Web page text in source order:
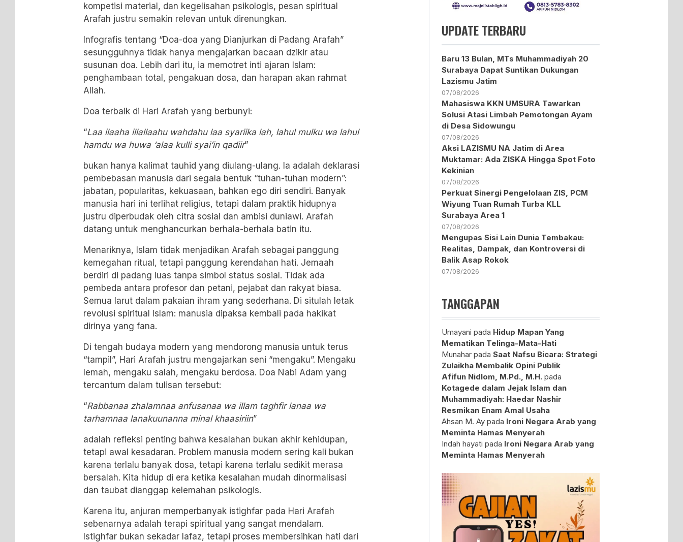
kompetisi material, dan kegelisahan psikologis, pesan spiritual
Arafah justru semakin relevan untuk direnungkan.
Infografis tentang “Doa-doa yang Dianjurkan di Padang Arafah”
sesungguhnya tidak hanya mengajarkan bacaan dzikir atau
susunan doa. Lebih dari itu, ia memotret inti ajaran Islam:
penghambaan total, pengakuan dosa, dan harapan akan rahmat
Allah.
Doa terbaik di Hari Arafah yang berbunyi:
“Laa ilaaha illallaahu wahdahu laa syariika lah, lahul mulku wa lahul
hamdu wa huwa ‘alaa kulli syai’in qadiir”
bukan hanya kalimat tauhid yang diulang-ulang. Ia adalah deklarasi
pembebasan manusia dari segala bentuk “tuhan-tuhan modern”:
jabatan, popularitas, kekuasaan, bahkan ego diri sendiri. Banyak
manusia hari ini terlihat religius, tetapi dalam praktik hidupnya
justru diperbudak oleh citra sosial dan ambisi duniawi. Arafah
datang untuk menghancurkan berhala-berhala batin itu.
Menariknya, Islam tidak menjadikan Arafah sebagai panggung
kemegahan ritual, tetapi panggung kerendahan hati. Jemaah
berdiri di padang luas tanpa simbol status sosial. Tidak ada
pembeda antara profesor dan petani, pejabat dan rakyat biasa.
Semua larut dalam pakaian ihram yang sederhana. Di situlah letak
revolusi spiritual Islam: manusia dipaksa kembali pada hakikat
dirinya yang fana.
Di tengah budaya modern yang mendorong manusia untuk terus
“tampil”, Hari Arafah justru mengajarkan seni “mengaku”. Mengaku
lemah, mengaku salah, mengaku berdosa. Doa Nabi Adam yang
tercantum dalam tulisan tersebut:
“Rabbanaa zhalamnaa anfusanaa wa illam taghfir lanaa wa
tarhamnaa lanakuunanna minal khaasiriin”
adalah refleksi penting bahwa kesalahan bukan akhir kehidupan,
tetapi awal kesadaran. Problem manusia modern sering kali bukan
karena terlalu banyak dosa, tetapi karena terlalu sedikit merasa
bersalah. Kita hidup di era ketika kesalahan mudah dinormalisasi
dan taubat dianggap kelemahan psikologis.
Karena itu, anjuran memperbanyak istighfar pada Hari Arafah
sebenarnya adalah terapi spiritual yang sangat mendalam.
Istighfar bukan sekadar lafaz, tetapi proses membersihkan hati dari
UPDATE TERBARU
Baru 13 Bulan, MTs Muhammadiyah 20
Surabaya Dapat Suntikan Dukungan
Lazismu Jatim
07/08/2026
Mahasiswa KKN UMSURA Tawarkan
Solusi Atasi Limbah Pemotongan Ayam
di Desa Sidowungu
07/08/2026
Aksi LAZISMU NA Jatim di Area
Muktamar: Ada ZISKA Hingga Spot Foto
Kekinian
07/08/2026
Perkuat Sinergi Pengelolaan ZIS, PCM
Wiyung Tuan Rumah Turba KLL
Surabaya Area 1
07/08/2026
Mengupas Sisi Lain Dunia Tembakau:
Realitas, Dampak, dan Kontroversi di
Balik Asap Rokok
07/08/2026
TANGGAPAN
Umayani pada Hidup Mapan Yang
Mematikan Telinga-Mata-Hati
Munahar padaSaat Nafsu Bicara: Strategi
Zulaikha Membalik Opini Publik
Afifun Nidlom, M.Pd., M.H. pada
Kotagede dalam Jejak Islam dan
Muhammadiyah: Haedar Nashir
Resmikan Enam Amal Usaha
Ahsan M. Ay pada Ironi Negara Arab yang
Meminta Hamas Menyerah
Indah hayati pada Ironi Negara Arab yang
Meminta Hamas Menyerah